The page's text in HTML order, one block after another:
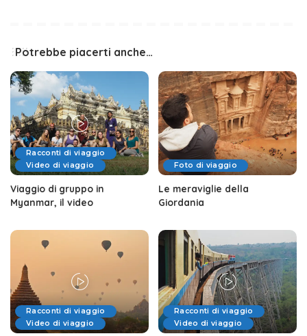
Potrebbe piacerti anche…
Racconti di viaggio
Video di viaggio
Viaggio di gruppo in
Myanmar, il video
Foto di viaggio
Le meraviglie della
Giordania
Racconti di viaggio
Video di viaggio
Racconti di viaggio
Video di viaggio